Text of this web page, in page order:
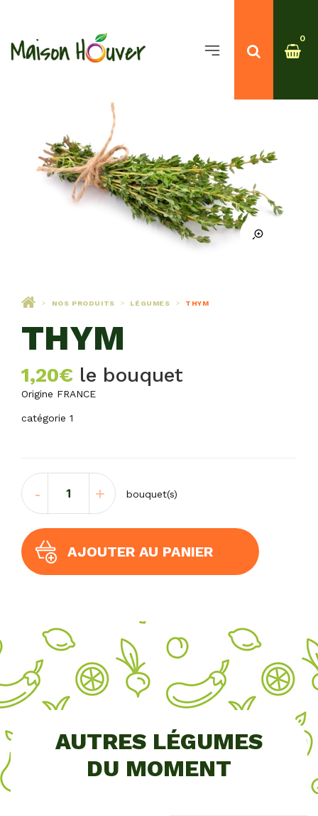
0
> NOS PRODUITS > LÉGUMES > THYM
THYM
1,20€ le bouquet
Origine FRANCE
catégorie 1
-
quantité
de
THYM
+ bouquet(s)
AJOUTER AU PANIER
AUTRES LÉGUMES
DU MOMENT